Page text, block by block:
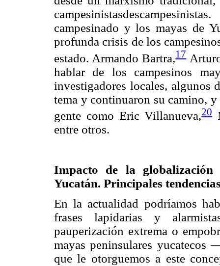
campesinado y los mayas de
profunda crisis de los
estado. Armando Bartra,17
hablar de los campesinos
investigadores locales, algunos
tema y continuaron su camino,
gente como Eric Villanueva,20
entre otros.
Impacto de la
Yucatán. Principales
En la actualidad podríamos
frases lapidarias y
pauperización extrema o
mayas peninsulares yucatecos
que le otorguemos a este